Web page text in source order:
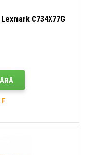
C734X77G